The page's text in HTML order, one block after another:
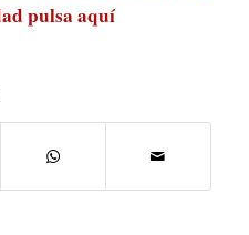
pulsa aquí